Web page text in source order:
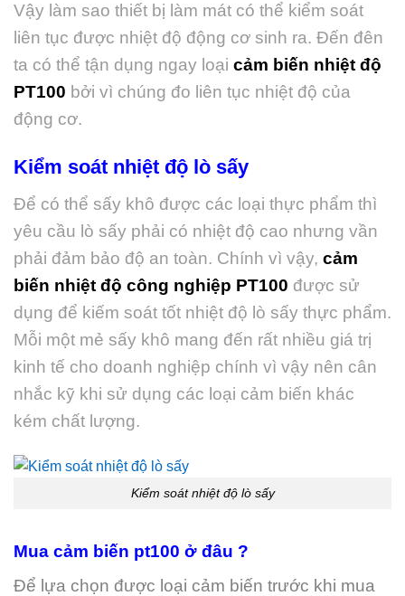
Vậy làm sao thiết bị làm mát có thể kiểm soát
liên tục được nhiệt độ động cơ sinh ra. Đến đên
ta có thể tận dụng ngay loại cảm biến nhiệt độ
PT100 bởi vì chúng đo liên tục nhiệt độ của
động cơ.
Kiểm soát nhiệt độ lò sấy
Để có thể sấy khô được các loại thực phẩm thì
yêu cầu lò sấy phải có nhiệt độ cao nhưng vần
phải đảm bảo độ an toàn. Chính vì vậy, cảm
biến nhiệt độ công nghiệp PT100 được sử
dụng để kiếm soát tốt nhiệt độ lò sấy thực phẩm.
Mỗi một mẻ sấy khô mang đến rất nhiều giá trị
kinh tế cho doanh nghiệp chính vì vậy nên cân
nhắc kỹ khi sử dụng các loại cảm biến khác
kém chất lượng.
Kiểm soát nhiệt độ lò sấy
Mua cảm biến pt100 ở đâu ?
Để lựa chọn được loại cảm biến trước khi mua